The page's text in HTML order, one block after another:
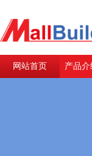
网站首页 产品介